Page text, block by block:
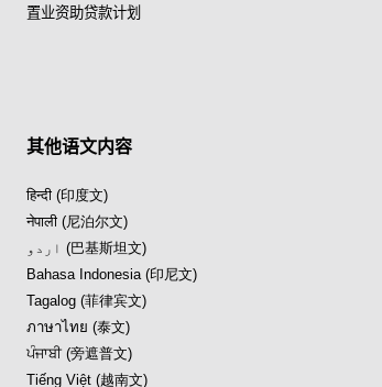
置业资助贷款计划
其他语文内容
हिन्दी (印度文)
नेपाली (尼泊尔文)
اردو (巴基斯坦文)
Bahasa Indonesia (印尼文)
Tagalog (菲律宾文)
ภาษาไทย (泰文)
ਪੰਜਾਬੀ (旁遮普文)
Tiếng Việt (越南文)